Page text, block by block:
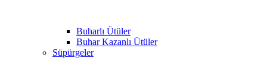
Buharlı Ütüler
Buhar Kazanlı Ütüler
Süpürgeler